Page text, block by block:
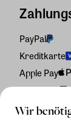
Wir
PayPal
Kreditkarte
Apple Pay
Rechnung